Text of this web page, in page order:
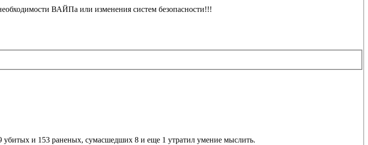
ВАЙПа или изменения систем безопасности!!!
и 153 раненых, сумасшедших 8 и еще 1 утратил умение мыслить.